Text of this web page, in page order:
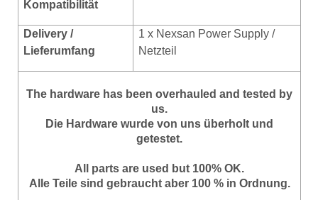
Kompatibilität
Delivery /
Lieferumfang
1 x Nexsan Power Supply /
Netzteil
The hardware has been overhauled and tested by
us.
Die Hardware wurde von uns überholt und
getestet.
All parts are used but 100% OK.
Alle Teile sind gebraucht aber 100 % in Ordnung.